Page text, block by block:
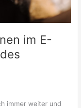
im E-
immer weiter und